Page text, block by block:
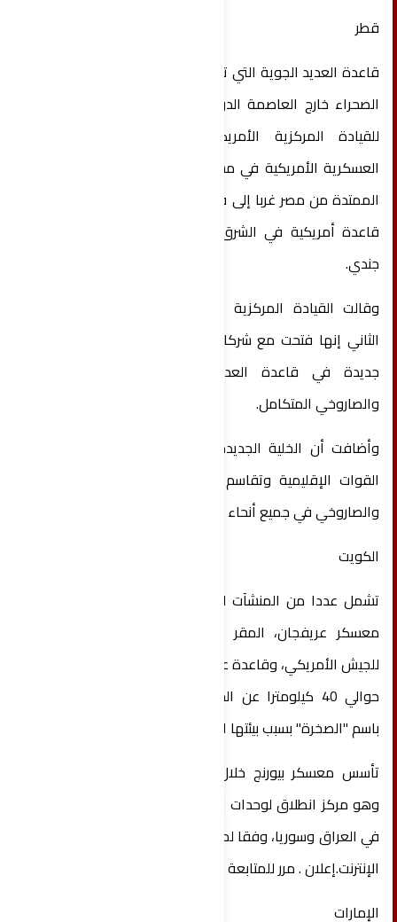
قطر
الصحراء خارج العاصمة الدوحة، وهي المقر المتقدم
للقيادة المركزية الأمريكية التي تدير العمليات
العسكرية الأمريكية في مساحة شاسعة من الأراضي
الممتدة من مصر غربا إلى قازاخستان شرقا. وتضم أكبر
جندي.
وقالت القيادة المركزية الأمريكية في يناير كانون
الثاني إنها فتحت مع شركائها الإقليميين خلية تنسيق
جديدة في قاعدة العديد لتعزيز الدفاع الجوي
والصاروخي المتكامل.
وأضافت أن الخلية الجديدة ستحسن من آلية تنسيق
القوات الإقليمية وتقاسم مسؤوليات الدفاع الجوي
والصاروخي في جميع أنحاء الشرق الأوسط.
‭‬الكويت
تشمل عددا من المنشآت العسكرية مترامية الأطراف
معسكر عريفجان، المقر المتقدم للقيادة المركزية
للجيش الأمريكي، وقاعدة علي السالم الجوية التي تبعد
حوالي 40 كيلومترا عن الحدود العراقية والمعروفة
باسم "الصخرة" بسبب بيئتها المعزولة والوعرة.
وهو مركز انطلاق لوحدات الجيش الأمريكي التي تنتشر
في العراق وسوريا، وفقا لموقع الجيش الأمريكي على
الإنترنت.إعلان . مرر للمتابعة
‬الإمارات